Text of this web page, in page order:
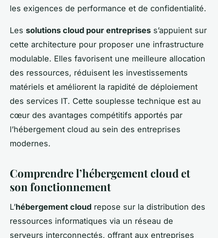
les exigences de performance et de confidentialité.
Les solutions cloud pour entreprises s’appuient sur
cette architecture pour proposer une infrastructure
modulable. Elles favorisent une meilleure allocation
des ressources, réduisent les investissements
matériels et améliorent la rapidité de déploiement
des services IT. Cette souplesse technique est au
cœur des avantages compétitifs apportés par
l’hébergement cloud au sein des entreprises
modernes.
Comprendre l’hébergement cloud et
son fonctionnement
L’hébergement cloud repose sur la distribution des
ressources informatiques via un réseau de
serveurs interconnectés, offrant aux entreprises